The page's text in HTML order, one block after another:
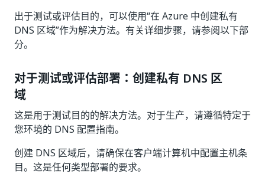
出于测试或评估目的，可以使用“在 Azure 中创建私有
DNS 区域”作为解决方法。有关详细步骤，请参阅以下部
分。
对于测试或评估部署：创建私有 DNS 区
域
这是用于测试目的的解决方法。对于生产，请遵循特定于
您环境的 DNS 配置指南。
创建 DNS 区域后，请确保在客户端计算机中配置主机条
目。这是任何类型部署的要求。